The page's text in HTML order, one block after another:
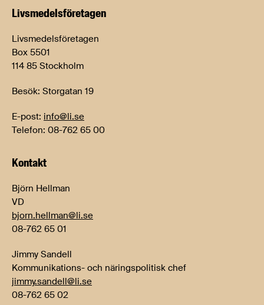
Livsmedels­företagen
Livsmedelsföretagen
Box 5501
114 85 Stockholm
Besök: Storgatan 19
E-post: info@li.se
Telefon: 08-762 65 00
Kontakt
Björn Hellman
VD
bjorn.hellman@li.se
08-762 65 01
Jimmy Sandell
Kommunikations- och näringspolitisk chef
jimmy.sandell@li.se
08-762 65 02